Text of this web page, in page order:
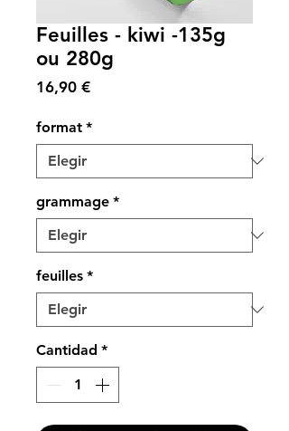
Feuilles - kiwi -135g
ou 280g
16,90 €Precio
format *
grammage *
feuilles *
Cantidad *